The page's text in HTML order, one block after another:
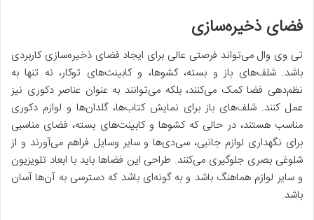
فضای ذخیره‌سازی
تی وی وال می‌تواند فرصتی عالی برای ایجاد فضای ذخیره‌سازی کاربردی
باشد. شلف‌های باز و بسته، کشوها، و کابینت‌های توکار، نه تنها به
نظم‌دهی فضا کمک می‌کنند، بلکه می‌توانند به عنوان عناصر دکوری نیز
عمل کنند. شلف‌های باز برای نمایش کتاب‌ها، گلدان‌ها و لوازم دکوری
مناسب هستند، در حالی که کشوها و کابینت‌های بسته، فضای مناسبی
برای نگهداری لوازم جانبی، سی‌دی‌ها و سایر وسایل فراهم می‌آورند و از
شلوغی بصری جلوگیری می‌کنند. طراحی این فضاها باید با ابعاد تلویزیون
و سایر لوازم هماهنگ باشد و به گونه‌ای باشد که دسترسی به آن‌ها آسان
باشد.